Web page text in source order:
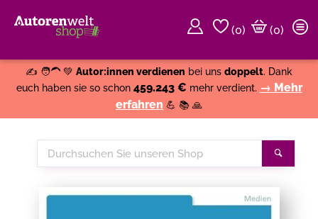
(0)
(0)
✍️ 🧑‍🦱 💚 Autor:innen verdienen bei uns doppelt. Dank
euch haben sie so schon 459.243 € mehr verdient. → Mehr
erfahren 💪 📚 🙏
Durchsuchen
Sie
Shop